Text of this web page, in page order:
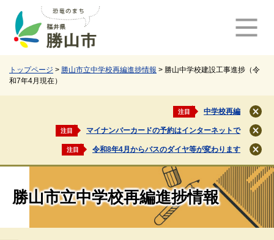
トップページ > 勝山市立中学校再編進捗情報 > 勝山中学校建設工事進捗（令
和7年4月現在）
注目 中学校再編
閉
じ
る
注目 マイナンバーカードの予約はインターネットで
閉
じ
る
注目 令和8年4月からバスのダイヤ等が変わります
閉
じ
る
勝山市立中学校再編進捗情報